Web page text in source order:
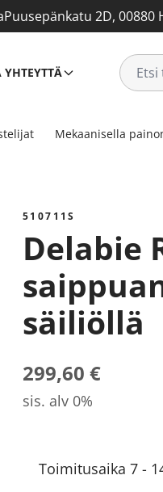
Puusepänkatu 2D, 00880
YHTEYTTÄ
Mekaanisella
510711S
Delabie RST piiloasennus
säiliöllä
299,60 €
sis. alv 0%
Toimitusaika 7 -